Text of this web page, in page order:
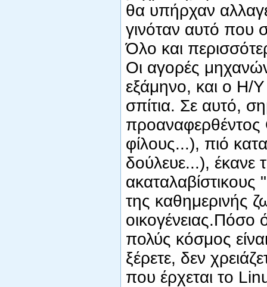
θα υπήρχαν
γινόταν αυτό που
Όλο και
Οι αγορές
εξάμηνο, και ο Η/Υ
σπίτια. Σε αυτό,
προαναφερθέντος
φίλους...), πιό
δούλευε...), έκανε
της καθημερινής
πολύς κόσμος
ξέρετε, δεν
που έρχεται το